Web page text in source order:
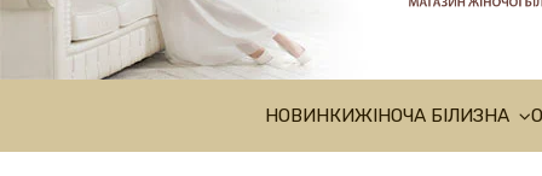
НОВИНКИЖІНОЧА БІЛИЗНА